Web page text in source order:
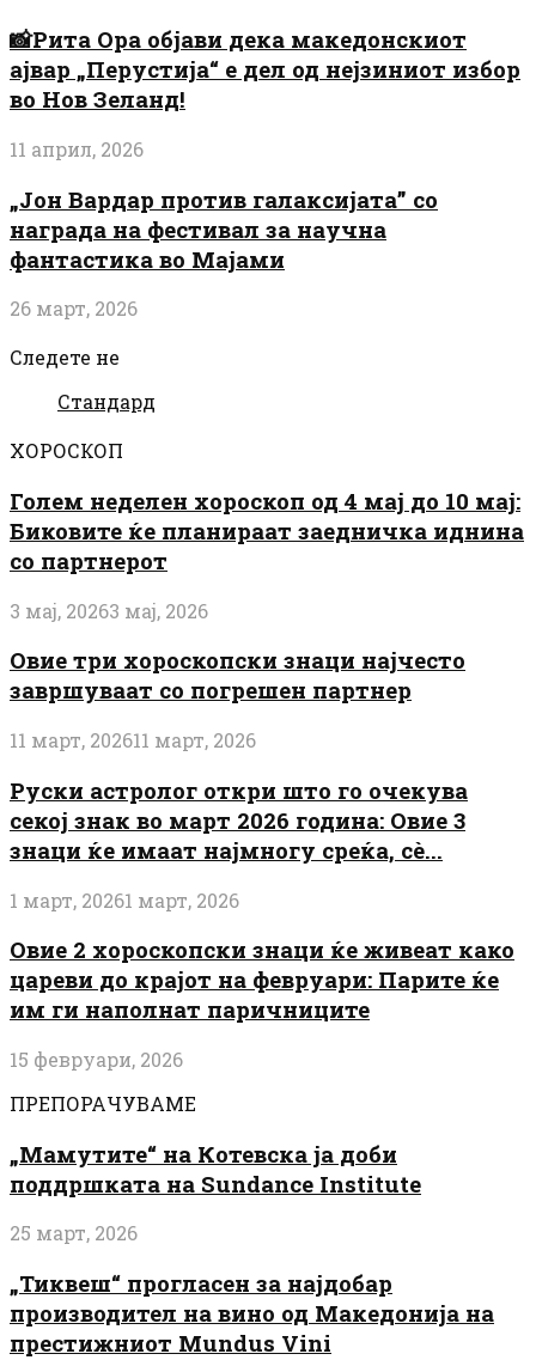
📸Рита Ора објави дека македонскиот
ајвар „Перустија“ е дел од нејзиниот избор
во Нов Зеланд!
11 април, 2026
„Јон Вардар против галаксијата” со
награда на фестивал за научна
фантастика во Мајами
26 март, 2026
Следете не
Стандард
ХОРОСКОП
Голем неделен хороскоп од 4 мај до 10 мај:
Биковите ќе планираат заедничка иднина
со партнерот
3 мај, 20263 мај, 2026
Овие три хороскопски знаци најчесто
завршуваат со погрешен партнер
11 март, 202611 март, 2026
Руски астролог откри што го очекува
секој знак во март 2026 година: Овие 3
знаци ќе имаат најмногу среќа, сè...
1 март, 20261 март, 2026
Овие 2 хороскопски знаци ќе живеат како
цареви до крајот на февруари: Парите ќе
им ги наполнат паричниците
15 февруари, 2026
ПРЕПОРАЧУВАМЕ
„Мамутите“ на Котевска ја доби
поддршката на Sundance Institute
25 март, 2026
„Тиквеш“ прогласен за најдобар
производител на вино од Македонија на
престижниот Mundus Vini